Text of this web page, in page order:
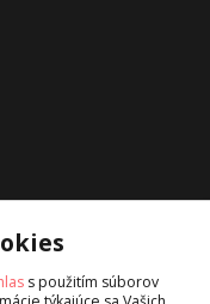
s použitím súborov